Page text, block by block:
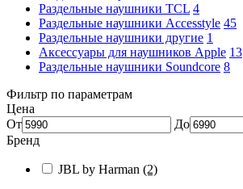
Раздельные наушники TCL 4
Раздельные наушники Accesstyle 45
Раздельные наушники другие 1
Аксессуары для наушников Apple 13
Раздельные наушники Soundcore 8
Фильтр по параметрам
Цена
От
До
Бренд
JBL by Harman (2)